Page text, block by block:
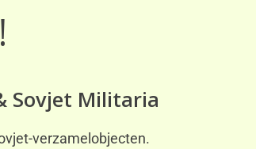
Sovjet Militaria
verzamelobjecten.